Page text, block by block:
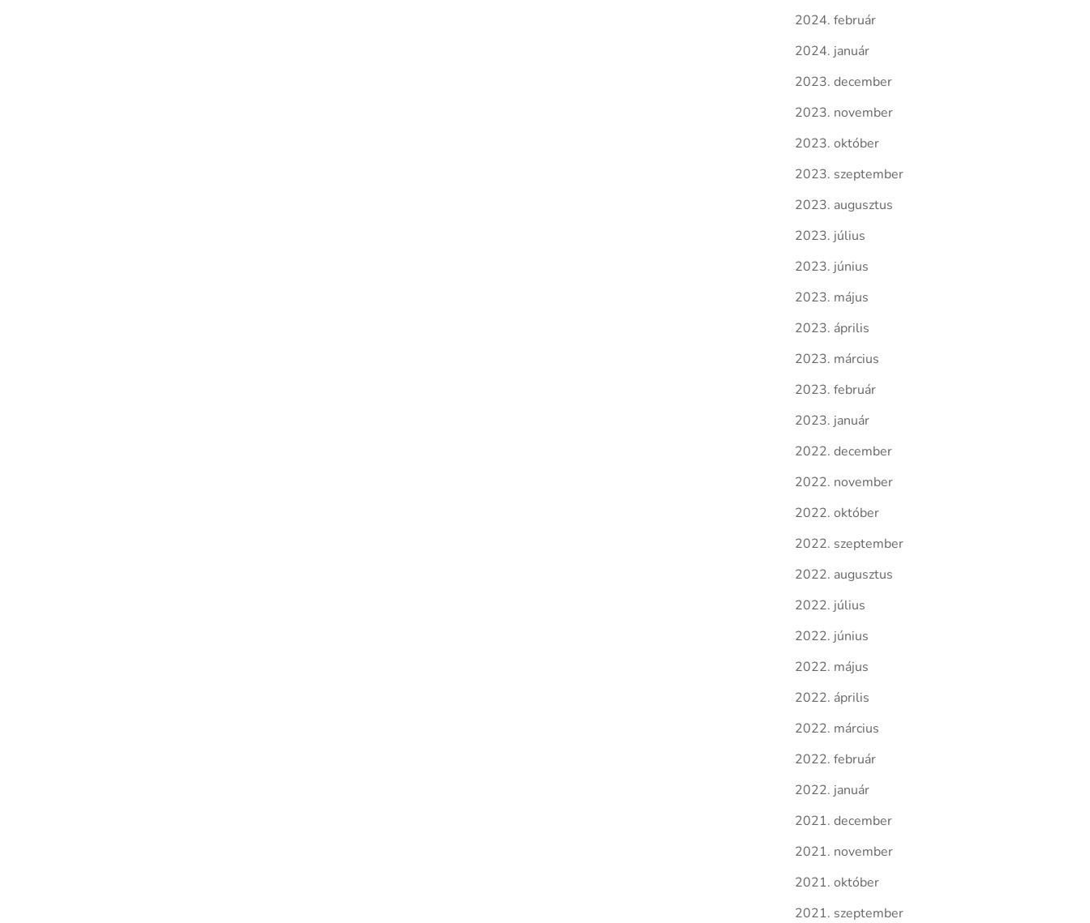
2024. február
2024. január
2023. december
2023. november
2023. október
2023. szeptember
2023. augusztus
2023. július
2023. június
2023. május
2023. április
2023. március
2023. február
2023. január
2022. december
2022. november
2022. október
2022. szeptember
2022. augusztus
2022. július
2022. június
2022. május
2022. április
2022. március
2022. február
2022. január
2021. december
2021. november
2021. október
2021. szeptember